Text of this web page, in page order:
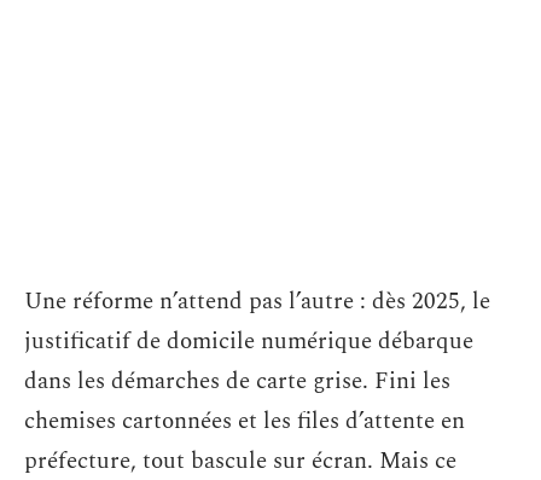
Une réforme n’attend pas l’autre : dès 2025, le
justificatif de domicile numérique débarque
dans les démarches de carte grise. Fini les
chemises cartonnées et les files d’attente en
préfecture, tout bascule sur écran. Mais ce